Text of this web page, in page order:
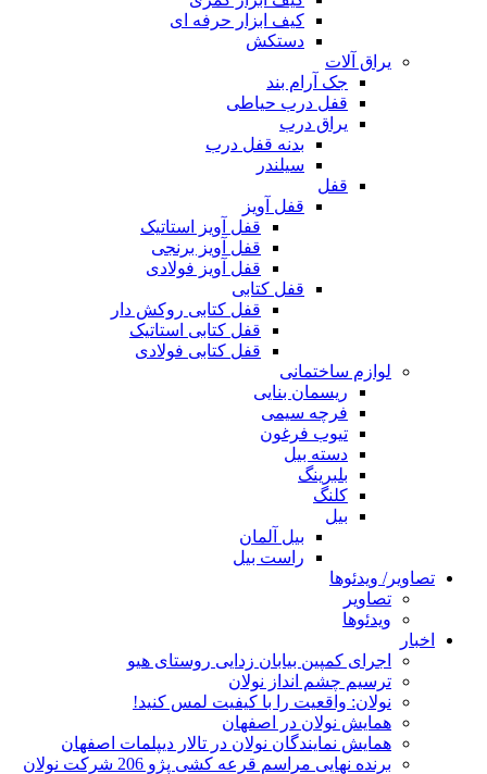
کیف ابزار حرفه ای
دستکش
یراق آلات
جک آرام بند
قفل درب حیاطی
یراق درب
بدنه قفل درب
سیلندر
قفل
قفل آویز
قفل آویز استاتیک
قفل آویز برنجی
قفل آویز فولادی
قفل کتابی
قفل کتابی روکش دار
قفل کتابی استاتیک
قفل کتابی فولادی
لوازم ساختمانی
ریسمان بنایی
فرچه سیمی
تیوب فرغون
دسته بیل
بلبرينگ
کلنگ
بیل
بیل آلمان
راست بیل
تصاویر/ ویدئوها
تصاویر
ویدئوها
اخبار
اجرای کمپین بیابان زدایی روستای هیو
ترسیم چشم انداز نولان
نولان: واقعیت را با کیفیت لمس کنید!
همایش نولان در اصفهان
همایش نمایندگان نولان در تالار دیپلمات اصفهان
برنده نهایی مراسم قرعه کشی پژو 206 شرکت نولان